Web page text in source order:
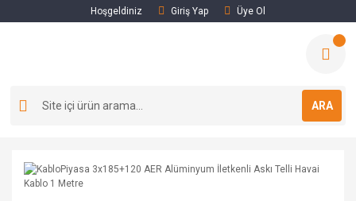
Hoşgeldiniz Giriş Yap Üye Ol
ARA